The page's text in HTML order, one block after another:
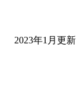
2023年1月更新